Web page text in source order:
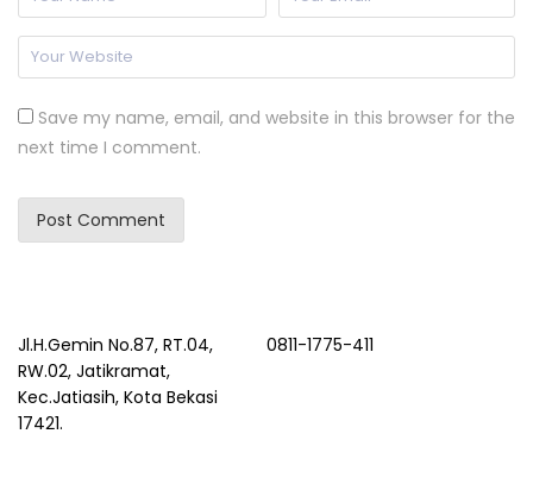
Save my name, email, and website in this browser for the
next time I comment.
Jl.H.Gemin No.87, RT.04,
RW.02, Jatikramat,
Kec.Jatiasih, Kota Bekasi
17421.
0811-1775-411